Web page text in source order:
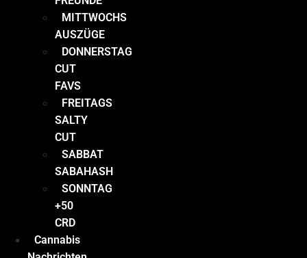
MITTWOCHS
AUSZÜGE
DONNERSTAG
CUT
FAVS
FREITAGS
SALTY
CUT
SABBAT
SABAHASH
SONNTAG
+50
CRD
Cannabis